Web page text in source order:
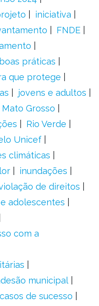
iniciativa
FNDE
boas práticas
que protege
jovens e adultos
Mato Grosso
Rio Verde
Unicef
climáticas
inundações
de direitos
adolescentes
com a
municipal
casos de sucesso